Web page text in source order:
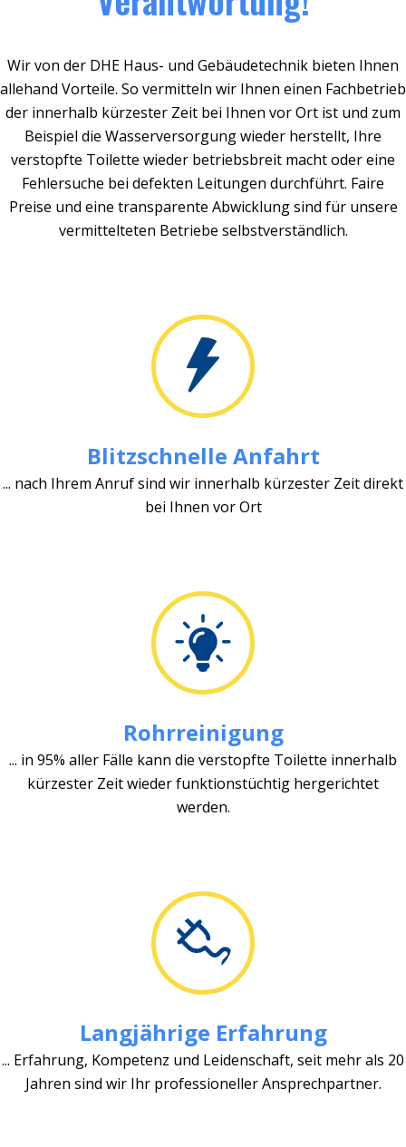
Wir von der DHE Haus- und Gebäudetechnik bieten Ihnen
allehand Vorteile. So vermitteln wir Ihnen einen Fachbetrieb
der innerhalb kürzester Zeit bei Ihnen vor Ort ist und zum
Beispiel die Wasserversorgung wieder herstellt, Ihre
verstopfte Toilette wieder betriebsbreit macht oder eine
Fehlersuche bei defekten Leitungen durchführt. Faire
Preise und eine transparente Abwicklung sind für unsere
vermittelteten Betriebe selbstverständlich.
Blitzschnelle Anfahrt
... nach Ihrem Anruf sind wir innerhalb kürzester Zeit direkt
bei Ihnen vor Ort
Rohrreinigung
... in 95% aller Fälle kann die verstopfte Toilette innerhalb
kürzester Zeit wieder funktionstüchtig hergerichtet
werden.
Langjährige Erfahrung
... Erfahrung, Kompetenz und Leidenschaft, seit mehr als 20
Jahren sind wir Ihr professioneller Ansprechpartner.